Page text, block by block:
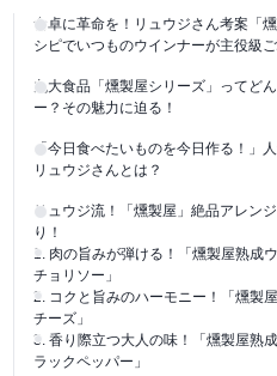
食卓に革命を！リュウジさん考案「
シピでいつものウインナーが主役級
丸大食品「燻製屋シリーズ」ってど
ー？その魅力に迫る！
「今日食べたいものを今日作る！」
リュウジさんとは？
リュウジ流！「燻製屋」絶品アレン
り！
1. 肉の旨みが弾ける！「燻製屋熟成
チョリソー」
2. コクと旨みのハーモニー！「燻製
チーズ」
3. 香り際立つ大人の味！「燻製屋熟
ラックペッパー」